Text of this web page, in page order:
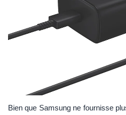
Bien que Samsung ne fournisse